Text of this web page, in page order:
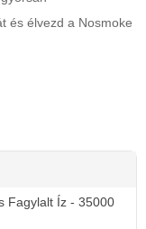
és élvezd a Nosmoke
Fagylalt Íz - 35000